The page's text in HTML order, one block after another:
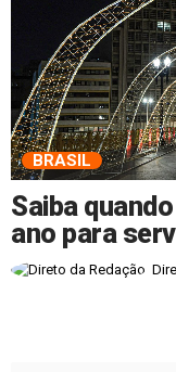
BRASIL
Saiba
ano para